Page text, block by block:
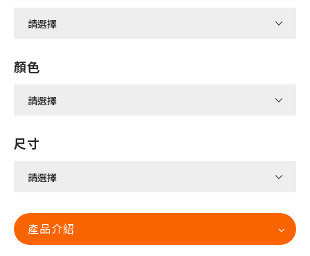
顏色
尺寸
產品介紹